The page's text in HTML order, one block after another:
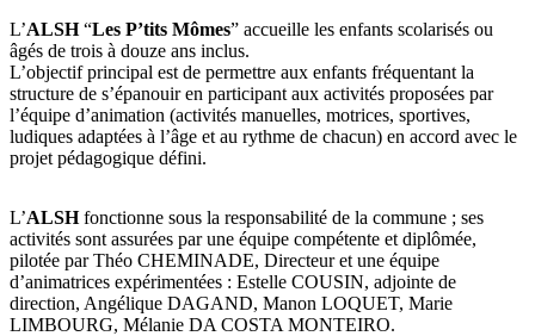
L’ALSH“Les P’tits Mômes” accueille les enfants scolarisés ou
âgés de trois à douze ans inclus.
L’objectif principal est de permettre aux enfants fréquentant la
structure de s’épanouir en participant aux activités proposées par
l’équipe d’animation (activités manuelles, motrices, sportives,
ludiques adaptées à l’âge et au rythme de chacun) en accord avec le
projet pédagogique défini.
L’ALSHfonctionne sous la responsabilité de la commune ; ses
activités sont assurées par une équipe compétente et diplômée,
pilotée par Théo CHEMINADE, Directeur et une équipe
d’animatrices expérimentées : Estelle COUSIN, adjointe de
direction, Angélique DAGAND, Manon LOQUET, Marie
LIMBOURG, Mélanie DA COSTA MONTEIRO.